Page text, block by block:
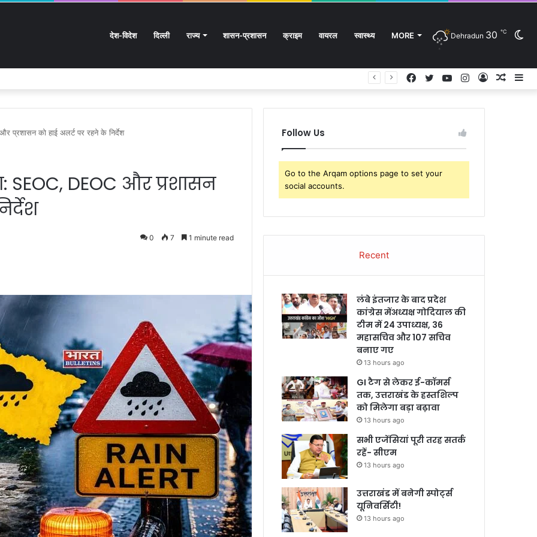
देश-विदेश दिल्ली राज्य शासन-प्रशासन क्राइम वायरल स्वास्थ्य MORE Dehradun 30 ℃
के हस्तशिल्प को मिलेगा बड़ा बढ़ावा
Log
Instagram
YouTube
Twitter
Facebook
प्रशासन को हाई अलर्ट पर रहने के निर्देश
SEOC, DEOC और प्रशासन
0 7 1 minute read
Follow Us
Go to the Arqam options page to set your
social accounts.
Recent
लंबे इंतजार के बाद प्रदेश
कांग्रेस मेंअध्यक्ष गोदियाल की
टीम में 24 उपाध्यक्ष, 36
महासचिव और 107 सचिव
बनाए गए
13 hours ago
GI टैग से लेकर ई-कॉमर्स
तक, उत्तराखंड के हस्तशिल्प
को मिलेगा बड़ा बढ़ावा
13 hours ago
सभी एजेंसियां पूरी तरह सतर्क
रहें- सीएम
13 hours ago
उत्तराखंड में बनेगी स्पोर्ट्स
यूनिवर्सिटी!
13 hours ago